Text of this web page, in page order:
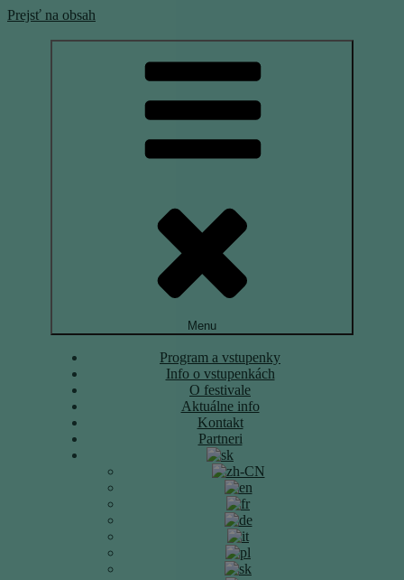
Prejsť na obsah
Medzinárodný festival súčasného tanca
Menu
Program a vstupenky
Info o vstupenkách
O festivale
Aktuálne info
Kontakt
Partneri